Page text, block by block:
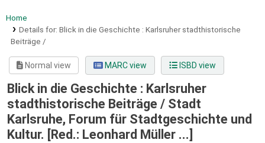
Home
Details for: Blick in die Geschichte : Karlsruher stadthistorische
Beiträge /
Normal view MARC view ISBD view
Blick in die Geschichte : Karlsruher
stadthistorische Beiträge / Stadt
Karlsruhe, Forum für Stadtgeschichte und
Kultur. [Red.: Leonhard Müller ...]